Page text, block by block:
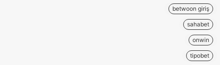
betwoon giriş
sahabet
onwin
tipobet